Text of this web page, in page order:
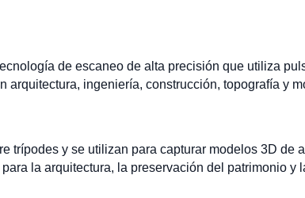
de escaneo de alta precisión que utiliza
arquitectura, ingeniería, construcción, topografía y
trípodes y se utilizan para capturar modelos 3D de
la arquitectura, la preservación del patrimonio y